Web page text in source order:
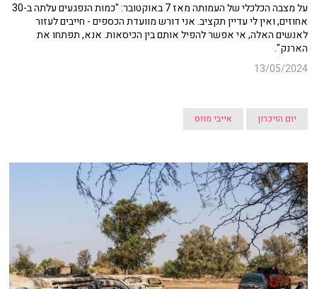
על מצבה הכלכלי של העמותה מאז 7 באוקטובר: "כמות הנפגעים עלתה ב-30
אחוזים, ואין לי עדיין תקציב. אני דורש מוועדת הכספים - חייבים לעזור
לאנשים האלה, אי אפשר להפיל אותם בין הכיסאות. אנא, תפתחו את
הארנק".
13/05/2024
יום הזיכרון אייבי מוזס